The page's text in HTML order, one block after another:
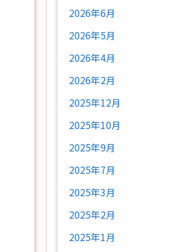
2026年6月
2026年5月
2026年4月
2026年2月
2025年12月
2025年10月
2025年9月
2025年7月
2025年3月
2025年2月
2025年1月